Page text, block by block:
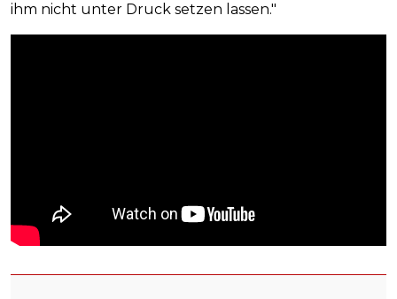
ihm nicht unter Druck setzen lassen."